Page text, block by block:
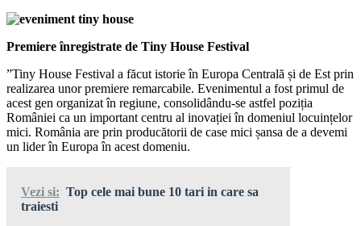
Premiere înregistrate de Tiny House Festival
”Tiny House Festival a făcut istorie în Europa Centrală și de Est prin
realizarea unor premiere remarcabile. Evenimentul a fost primul de
acest gen organizat în regiune, consolidându-se astfel poziția
României ca un important centru al inovației în domeniul locuințelor
mici. România are prin producătorii de case mici șansa de a devemi
un lider în Europa în acest domeniu.
Vezi si: Top cele mai bune 10 tari in care sa
traiesti